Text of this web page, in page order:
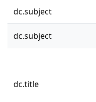
dc.subject
dc.subject
dc.title